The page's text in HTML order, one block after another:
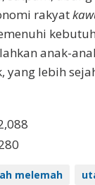
rakyat
anak-
yang lebih
melemah